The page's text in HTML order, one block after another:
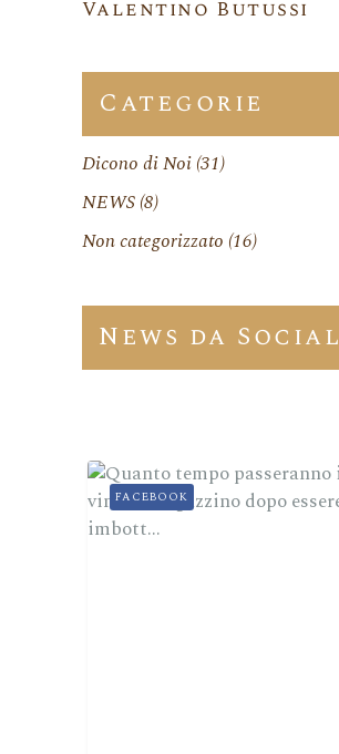
Valentino Butussi
Categorie
Dicono di Noi(31)
NEWS(8)
Non categorizzato (16)
News da Social
FACEBOOK